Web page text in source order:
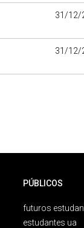
31/12/
31/12/
PÚBLICOS
futuros
estudantes ua